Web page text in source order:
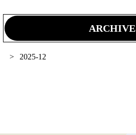
ARCHIVE
2025-12